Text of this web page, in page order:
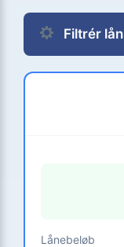
Filtrér lån
Lånebeløb